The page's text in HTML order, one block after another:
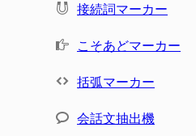
接続詞マーカー
こそあどマーカー
括弧マーカー
会話文抽出機